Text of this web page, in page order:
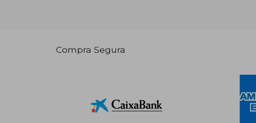
Compra Segura